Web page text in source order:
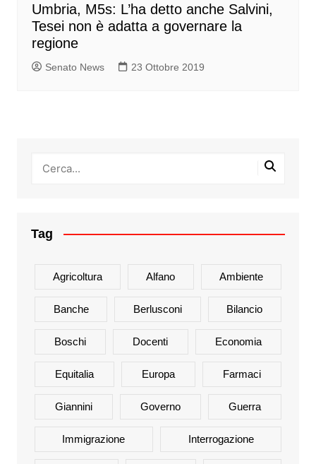
Umbria, M5s: L’ha detto anche Salvini,
Tesei non è adatta a governare la
regione
Senato News 23 Ottobre 2019
Tag
Agricoltura Alfano Ambiente
Banche Berlusconi Bilancio
Boschi Docenti Economia
Equitalia Europa Farmaci
Giannini Governo Guerra
Immigrazione Interrogazione